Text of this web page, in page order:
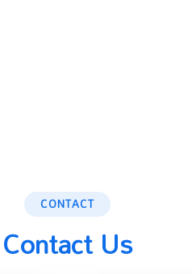
CONTACT
Contact Us